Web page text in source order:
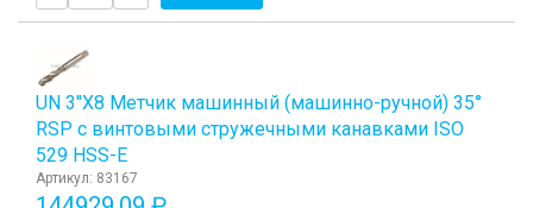
UN 3"Х8 Метчик машинный (машинно-ручной) 35°
RSP с винтовыми стружечными канавками ISO
529 HSS-E
Артикул: 83167